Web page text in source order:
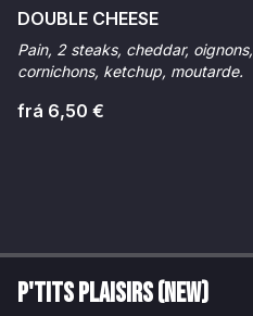
DOUBLE CHEESE
Pain, 2 steaks, cheddar, oignons,
cornichons, ketchup, moutarde.
frá 6,50 €
P'tits Plaisirs (NEW)